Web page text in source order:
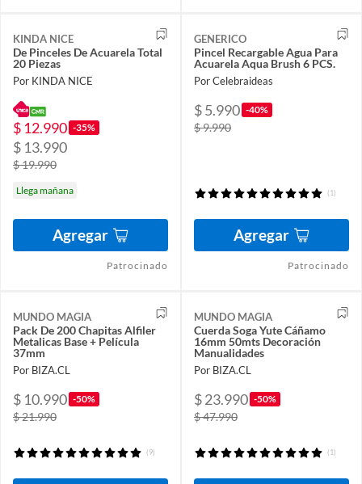
KINDA NICE
De Pinceles De Acuarela Total
20 Piezas
Por KINDA NICE
$ 12.990 -35%
$ 13.990
$ 19.990
Llega mañana
Agregar
Patrocinado
GENERICO
Pincel Recargable Agua Para
Acuarela Aqua Brush 6 PCS.
Por Celebraideas
$ 5.990 -40%
$ 9.990
(1)
Agregar
Patrocinado
MUNDO MAGIA
Pack De 200 Chapitas Alfiler
Metalicas Base + Película
37mm
Por BIZA.CL
$ 10.990 -50%
$ 21.990
(9)
MUNDO MAGIA
Cuerda Soga Yute Cáñamo
16mm 50mts Decoración
Manualidades
Por BIZA.CL
$ 23.990 -50%
$ 47.990
(1)